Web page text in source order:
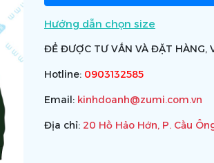
Hướng dẫn chọn size
ĐỂ ĐƯỢC TƯ VẤN VÀ ĐẶT HÀNG,
Hotline: 0903132585
Email: kinhdoanh@zumi.com.vn
Địa chỉ: 20 Hồ Hảo Hớn, P. Cầu